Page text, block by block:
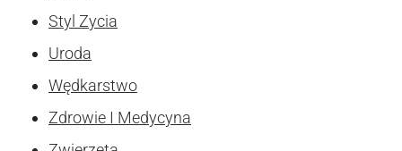
Styl Zycia
Uroda
Wędkarstwo
Zdrowie I Medycyna